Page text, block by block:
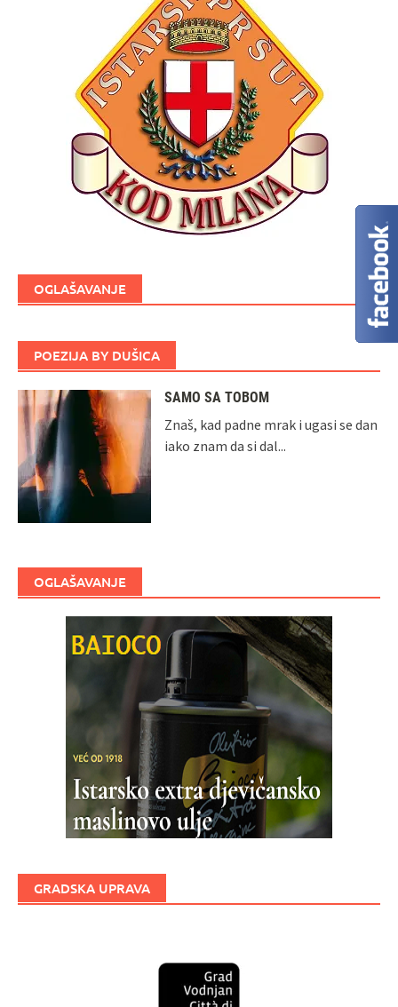
OGLAŠAVANJE
POEZIJA BY DUŠICA
SAMO SA TOBOM
Znaš, kad padne mrak i ugasi se dan
iako znam da si dal...
OGLAŠAVANJE
GRADSKA UPRAVA